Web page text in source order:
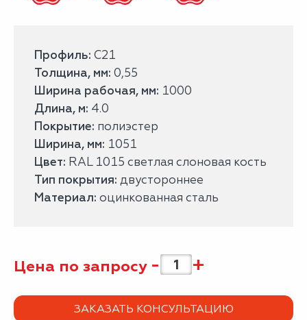
Профиль: С21
Толщина, мм: 0,55
Ширина рабочая, мм: 1000
Длина, м: 4.0
Покрытие: полиэстер
Ширина, мм: 1051
Цвет: RAL 1015 светлая слоновая кость
Тип покрытия: двустороннее
Материал: оцинкованная сталь
Цена по запросу - +
ЗАКАЗАТЬ КОНСУЛЬТАЦИЮ